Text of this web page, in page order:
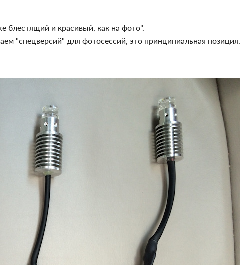
блестящий и красивый, как на фото".
"спецверсий" для фотосессий, это принципиальная позиция.